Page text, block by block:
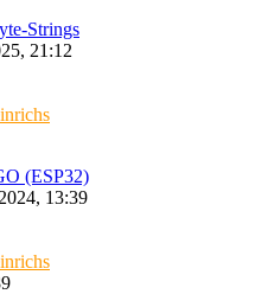
Strings
21:12
(ESP32)
13:39